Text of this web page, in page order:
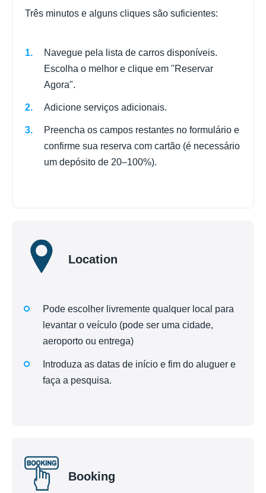
Três minutos e alguns cliques são suficientes:
Navegue pela lista de carros disponíveis.
Escolha o melhor e clique em "Reservar
Agora".
Adicione serviços adicionais.
Preencha os campos restantes no formulário e
confirme sua reserva com cartão (é necessário
um depósito de 20–100%).
Location
Pode escolher livremente qualquer local para
levantar o veículo (pode ser uma cidade,
aeroporto ou entrega)
Introduza as datas de início e fim do aluguer e
faça a pesquisa.
Booking